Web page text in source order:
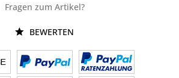
Fragen zum Artikel?
BEWERTEN